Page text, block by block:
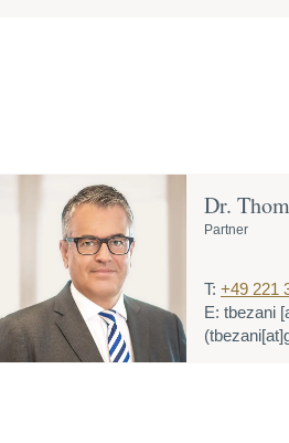
Dr.
Partner
T: +49 221
E: tbezani